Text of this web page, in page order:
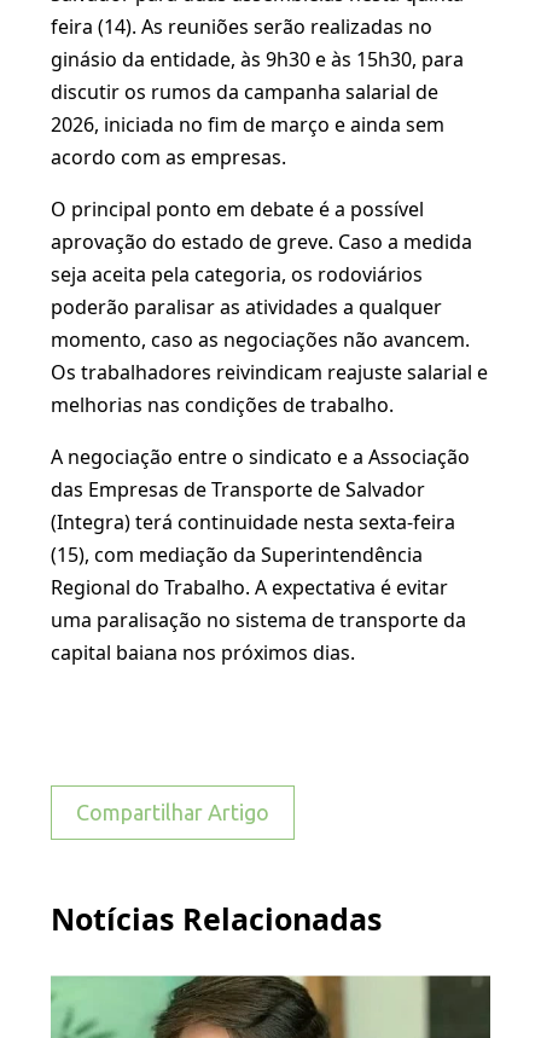
feira (14). As reuniões serão realizadas no
ginásio da entidade, às 9h30 e às 15h30, para
discutir os rumos da campanha salarial de
2026, iniciada no fim de março e ainda sem
acordo com as empresas.
O principal ponto em debate é a possível
aprovação do estado de greve. Caso a medida
seja aceita pela categoria, os rodoviários
poderão paralisar as atividades a qualquer
momento, caso as negociações não avancem.
Os trabalhadores reivindicam reajuste salarial e
melhorias nas condições de trabalho.
A negociação entre o sindicato e a Associação
das Empresas de Transporte de Salvador
(Integra) terá continuidade nesta sexta-feira
(15), com mediação da Superintendência
Regional do Trabalho. A expectativa é evitar
uma paralisação no sistema de transporte da
capital baiana nos próximos dias.
Compartilhar Artigo
Notícias Relacionadas